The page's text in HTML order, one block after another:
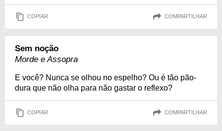
COPIAR COMPARTILHAR
Sem noção
Morde e Assopra
E você? Nunca se olhou no espelho? Ou é tão pão-
dura que não olha para não gastar o reflexo?
COPIAR COMPARTILHAR